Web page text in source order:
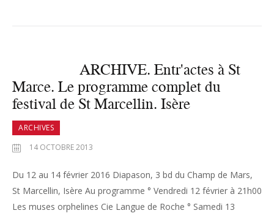
ARCHIVE. Entr'actes à St
Marce. Le programme complet du
festival de St Marcellin. Isère
ARCHIVES
14 OCTOBRE 2013
Du 12 au 14 février 2016 Diapason, 3 bd du Champ de Mars,
St Marcellin, Isère Au programme ° Vendredi 12 février à 21h00
Les muses orphelines Cie Langue de Roche ° Samedi 13